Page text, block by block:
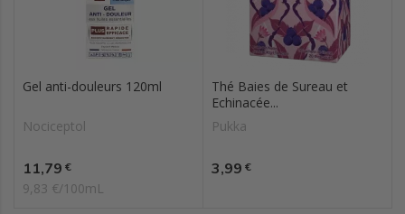
Gel anti-douleurs 120ml
Nociceptol
Prix
11,79 €
9,83 €/100mL
Thé Baies de Sureau et
Echinacée...
Pukka
Prix
3,99 €